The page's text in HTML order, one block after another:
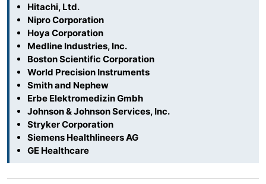
Hitachi, Ltd.
Nipro Corporation
Hoya Corporation
Medline Industries, Inc.
Boston Scientific Corporation
World Precision Instruments
Smith and Nephew
Erbe Elektromedizin Gmbh
Johnson & Johnson Services, Inc.
Stryker Corporation
Siemens Healthlineers AG
GE Healthcare